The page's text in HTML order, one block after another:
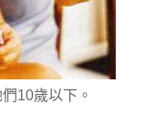
10歲以下。